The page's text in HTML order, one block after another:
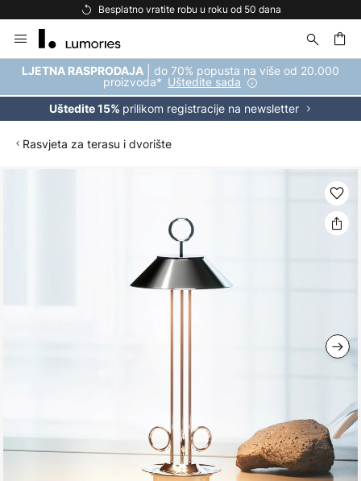
Besplatno vratite robu u roku od 50 dana
to
Content
LJETNA RASPRODAJA | do 70% popusta na više od 20.000
proizvoda* Uštedite sada
Uštedite 15% prilikom registracije na newsletter
Rasvjeta za terasu i dvorište